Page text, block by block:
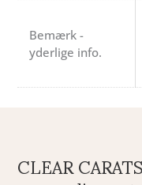
Bemærk -
yderlige info.
CLEAR